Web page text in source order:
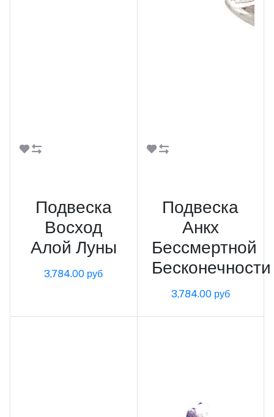
Подвеска
Восход
Алой Луны
3,784.00 руб
Подвеска
Анкх
Бессмертной
Бесконечности
3,784.00 руб